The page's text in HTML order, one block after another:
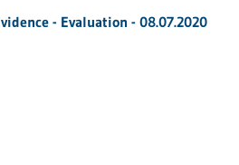
- Evaluation - 08.07.2020